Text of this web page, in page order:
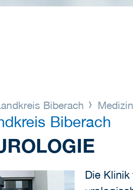
Biberach
Biberach
Die